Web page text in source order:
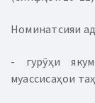
Номинатсияи
- гурӯҳи
муассисаҳои